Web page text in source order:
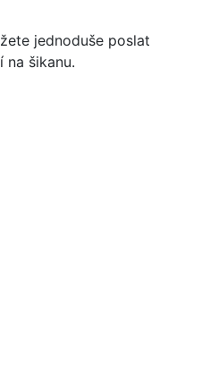
jednoduše poslat
na šikanu.